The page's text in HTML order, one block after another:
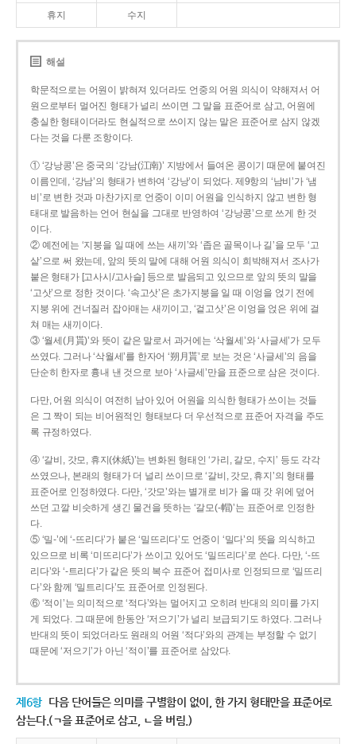
휴지 수지
해설
학문적으로는 어원이 밝혀져 있더라도 언중의 어원 의식이 약해져서 어
원으로부터 멀어진 형태가 널리 쓰이면 그 말을 표준어로 삼고, 어원에
충실한 형태이더라도 현실적으로 쓰이지 않는 말은 표준어로 삼지 않겠
다는 것을 다룬 조항이다.
① ‘강낭콩’은 중국의 ‘강남(江南)’ 지방에서 들여온 콩이기 때문에 붙여진
이름인데, ‘강남’의 형태가 변하여 ‘강낭’이 되었다. 제9항의 ‘남비’가 ‘냄
비’로 변한 것과 마찬가지로 언중이 이미 어원을 인식하지 않고 변한 형
태대로 발음하는 언어 현실을 그대로 반영하여 ‘강낭콩’으로 쓰게 한 것
이다.
② 예전에는 ‘지붕을 일 때에 쓰는 새끼’와 ‘좁은 골목이나 길’을 모두 ‘고
샅’으로 써 왔는데, 앞의 뜻의 말에 대해 어원 의식이 희박해져서 조사가
붙은 형태가 [고사시/고사슬] 등으로 발음되고 있으므로 앞의 뜻의 말을
‘고삿’으로 정한 것이다. ‘속고삿’은 초가지붕을 일 때 이엉을 얹기 전에
지붕 위에 건너질러 잡아매는 새끼이고, ‘겉고삿’은 이엉을 얹은 위에 걸
쳐 매는 새끼이다.
③ ‘월세(月貰)’와 뜻이 같은 말로서 과거에는 ‘삭월세’와 ‘사글세’가 모두
쓰였다. 그러나 ‘삭월세’를 한자어 ‘朔月貰’로 보는 것은 ‘사글세’의 음을
단순히 한자로 흉내 낸 것으로 보아 ‘사글세’만을 표준으로 삼은 것이다.
다만, 어원 의식이 여전히 남아 있어 어원을 의식한 형태가 쓰이는 것들
은 그 짝이 되는 비어원적인 형태보다 더 우선적으로 표준어 자격을 주도
록 규정하였다.
④ ‘갈비, 갓모, 휴지(休紙)’는 변화된 형태인 ‘가리, 갈모, 수지’ 등도 각각
쓰였으나, 본래의 형태가 더 널리 쓰이므로 ‘갈비, 갓모, 휴지’의 형태를
표준어로 인정하였다. 다만, ‘갓모’와는 별개로 비가 올 때 갓 위에 덮어
쓰던 고깔 비슷하게 생긴 물건을 뜻하는 ‘갈모(-帽)’는 표준어로 인정한
다.
⑤ ‘밀-’에 ‘-뜨리다’가 붙은 ‘밀뜨리다’도 언중이 ‘밀다’의 뜻을 의식하고
있으므로 비록 ‘미뜨리다’가 쓰이고 있어도 ‘밀뜨리다’로 쓴다. 다만, ‘-뜨
리다’와 ‘-트리다’가 같은 뜻의 복수 표준어 접미사로 인정되므로 ‘밀뜨리
다’와 함께 ‘밀트리다’도 표준어로 인정된다.
⑥ ‘적이’는 의미적으로 ‘적다’와는 멀어지고 오히려 반대의 의미를 가지
게 되었다. 그 때문에 한동안 ‘저으기’가 널리 보급되기도 하였다. 그러나
반대의 뜻이 되었더라도 원래의 어원 ‘적다’와의 관계는 부정할 수 없기
때문에 ‘저으기’가 아닌 ‘적이’를 표준어로 삼았다.
제6항 다음 단어들은 의미를 구별함이 없이, 한 가지 형태만을 표준어로
삼는다.(ㄱ을 표준어로 삼고, ㄴ을 버림.)